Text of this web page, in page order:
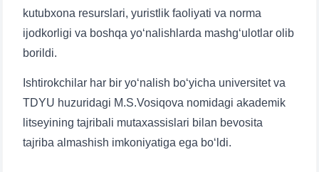
kutubxona resurslari, yuristlik faoliyati va norma
ijodkorligi va boshqa yo‘nalishlarda mashg‘ulotlar olib
borildi.
Ishtirokchilar har bir yo‘nalish bo‘yicha universitet va
TDYU huzuridagi M.S.Vosiqova nomidagi akademik
litseyining tajribali mutaxassislari bilan bevosita
tajriba almashish imkoniyatiga ega bo‘ldi.